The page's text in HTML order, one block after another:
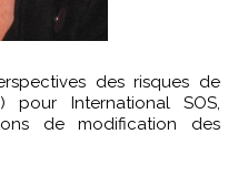
International SOS,
de modification des